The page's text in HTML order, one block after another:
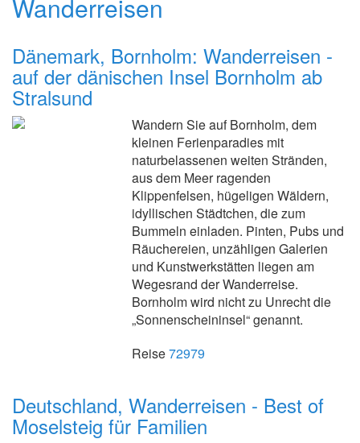
Wanderreisen
Dänemark, Bornholm: Wanderreisen -
auf der dänischen Insel Bornholm ab
Stralsund
Wandern Sie auf Bornholm, dem
kleinen Ferienparadies mit
naturbelassenen weiten Stränden,
aus dem Meer ragenden
Klippenfelsen, hügeligen Wäldern,
idyllischen Städtchen, die zum
Bummeln einladen. Pinten, Pubs und
Räuchereien, unzähligen Galerien
und Kunstwerkstätten liegen am
Wegesrand der Wanderreise.
Bornholm wird nicht zu Unrecht die
„Sonnenscheininsel“ genannt.
Reise72979
Deutschland, Wanderreisen - Best of
Moselsteig für Familien